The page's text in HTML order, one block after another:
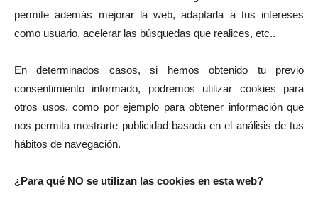
permite además mejorar la web, adaptarla a tus intereses
como usuario, acelerar las búsquedas que realices, etc..
En determinados casos, si hemos obtenido tu previo
consentimiento informado, podremos utilizar cookies para
otros usos, como por ejemplo para obtener información que
nos permita mostrarte publicidad basada en el análisis de tus
hábitos de navegación.
¿Para qué NO se utilizan las cookies en esta web?